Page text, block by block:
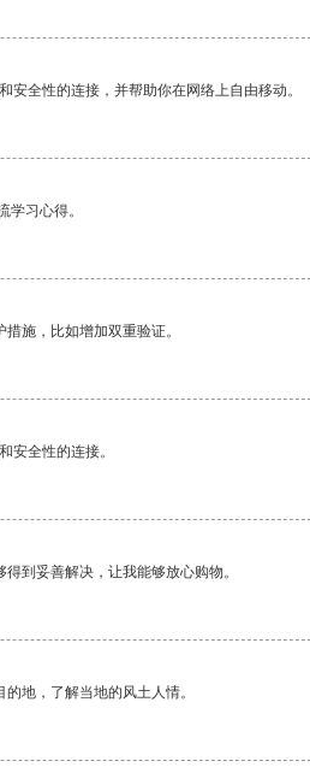
全性的连接，并帮助你在网络上自由移动。
学习心得。
施，比如增加双重验证。
安全性的连接。
到妥善解决，让我能够放心购物。
地，了解当地的风土人情。